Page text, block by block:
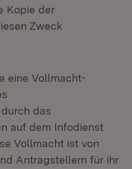
Kopie der
Zweck
eine Vollmacht-
das
auf dem Infodienst
Vollmacht ist von
Antragstellern für ihr